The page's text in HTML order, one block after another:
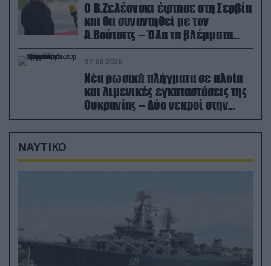
Ο Β.Ζελέσνσκι έφτασε στη Σερβία
και θα συναντηθεί με τον
Α.Βούτσιτς – Όλα τα βλέμματα
στις σχέσεις με τη Ρωσία
07.08.2026
Νέα ρωσικά πλήγματα σε πλοία
και λιμενικές εγκαταστάσεις της
Ουκρανίας – Δύο νεκροί στην
Κριμαία
ΝΑΥΤΙΚΟ